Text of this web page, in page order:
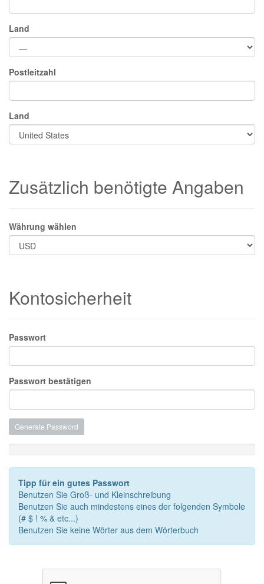
Land
Postleitzahl
Land
Zusätzlich benötigte Angaben
Währung wählen
Kontosicherheit
Passwort
Passwort bestätigen
Generate Password
Tipp für ein gutes Passwort
Benutzen Sie Groß- und Kleinschreibung
Benutzen Sie auch mindestens eines der folgenden Symbole
(# $ ! % & etc...)
Benutzen Sie keine Wörter aus dem Wörterbuch